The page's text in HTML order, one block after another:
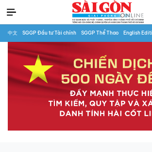
中文 SGGP Đầu tư Tài chính SGGP Thể Thao English